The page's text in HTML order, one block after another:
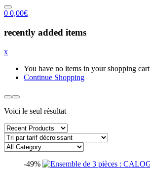
0 0,00€
recently added items
x
You have no items in your shopping cart
Continue Shopping
Voici le seul résultat
-49%